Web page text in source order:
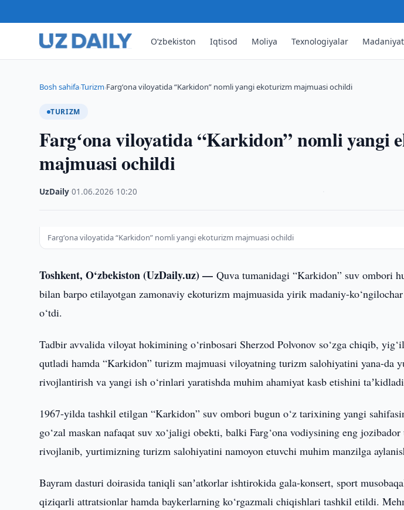
O‘zbekiston Iqtisod Moliya Texnologiyalar Madaniyat
Bosh sahifa›Turizm›Fargʻona viloyatida “Karkidon” nomli yangi ekoturizm majmuasi ochildi
TURIZM
Fargʻona viloyatida “Karkidon” nomli yangi
majmuasi ochildi
UzDaily ·01.06.2026 10:20
Fargʻona viloyatida “Karkidon” nomli yangi ekoturizm majmuasi ochildi
Toshkent, O‘zbekiston (UzDaily.uz) —Quva tumanidagi “Karkidon” suv ombori
bilan barpo etilayotgan zamonaviy ekoturizm majmuasida yirik madaniy-
o‘tdi.
Tadbir avvalida viloyat hokimining o‘rinbosari Sherzod Polvonov so‘zga chiqib,
qutladi hamda “Karkidon” turizm majmuasi viloyatning turizm salohiyatini yana-da
rivojlantirish va yangi ish o‘rinlari yaratishda muhim ahamiyat kasb etishini
1967-yilda tashkil etilgan “Karkidon” suv ombori bugun o‘z tarixining yangi
go‘zal maskan nafaqat suv xo‘jaligi obekti, balki Farg‘ona vodiysining eng
rivojlanib, yurtimizning turizm salohiyatini namoyon etuvchi muhim manzilga
Bayram dasturi doirasida taniqli sanʼatkorlar ishtirokida gala-konsert, sport
qiziqarli attratsionlar hamda baykerlarning ko‘rgazmali chiqishlari tashkil etildi.